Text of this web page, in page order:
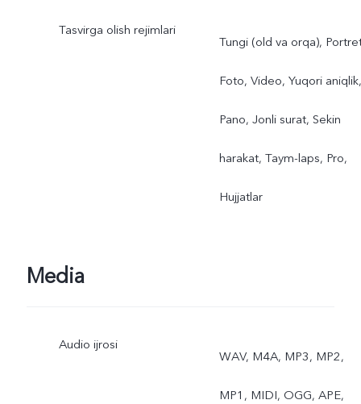
Tasvirga olish rejimlari
Tungi (old va orqa),
Foto, Video, Yuqori aniqlik,
Pano, Jonli surat, Sekin
harakat, Taym-laps, Pro,
Hujjatlar
Media
Audio ijrosi
WAV, M4A, MP3, MP2,
MP1, MIDI, OGG, APE,